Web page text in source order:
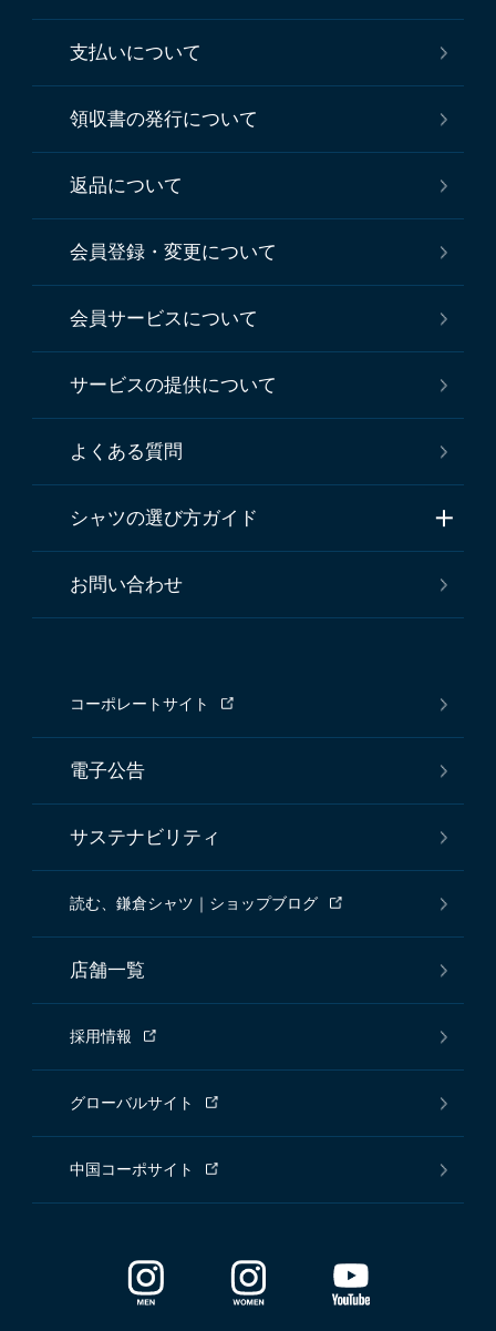
支払いについて
領収書の発行について
返品について
会員登録・変更について
会員サービスについて
サービスの提供について
よくある質問
シャツの選び方ガイド
お問い合わせ
コーポレートサイト
電子公告
サステナビリティ
読む、鎌倉シャツ｜ショップブログ
店舗一覧
採用情報
グローバルサイト
中国コーポサイト